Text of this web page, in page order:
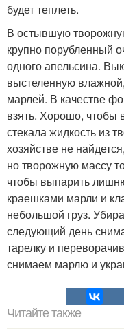
будет теплеть.
В остывшую
крупно порубленный
одного апельсина.
выстеленную
марлей. В качестве
взять. Хорошо, чтобы
стекала жидкость из
хозяйстве не
но творожную массу
чтобы выпарить
краешками марли и
небольшой груз.
следующий день
тарелку и
снимаем марлю и
Читайте также